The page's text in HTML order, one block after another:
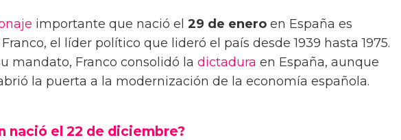
importante que nació el 29 de enero en España es
el líder político que lideró el país desde 1939 hasta 1975.
mandato, Franco consolidó la dictadura en España, aunque
la puerta a la modernización de la economía española.
nació el 22 de diciembre?